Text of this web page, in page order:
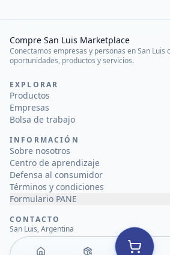
Compre San Luis Marketplace
Conectamos empresas y personas en San Luis
oportunidades, productos y servicios.
EXPLORAR
Productos
Empresas
Bolsa de trabajo
INFORMACIÓN
Sobre nosotros
Centro de aprendizaje
Defensa al consumidor
Términos y condiciones
Formulario PANE
CONTACTO
San Luis, Argentina